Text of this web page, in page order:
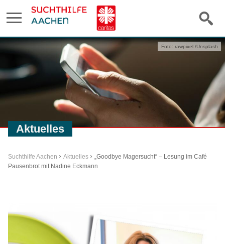
Aktuelles
Foto: rawpixel /Unsplash
Suchthilfe Aachen Aktuelles
„Goodbye Magersucht“ – Lesung im Café
Pausenbrot mit Nadine Eckmann